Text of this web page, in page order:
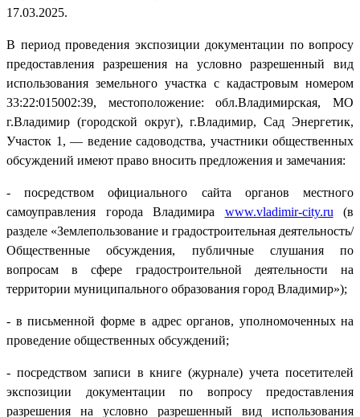
17.03.2025.
В период проведения экспозиции документации по вопросу
предоставления разрешения на условно разрешенный вид
использования земельного участка с кадастровым номером
33:22:015002:39, местоположение: обл.Владимирская, МО
г.Владимир (городской округ), г.Владимир, Сад Энергетик,
Участок 1, — ведение садоводства, участники общественных
обсуждений имеют право вносить предложения и замечания:
- посредством официального сайта органов местного
самоуправления города Владимира www.vladimir-city.ru (в
разделе «Землепользование и градостроительная деятельность/
Общественные обсуждения, публичные слушания по
вопросам в сфере градостроительной деятельности на
территории муниципального образования город Владимир»);
- в письменной форме в адрес органов, уполномоченных на
проведение общественных обсуждений;
- посредством записи в книге (журнале) учета посетителей
экспозиции документации по вопросу предоставления
разрешения на условно разрешенный вид использования